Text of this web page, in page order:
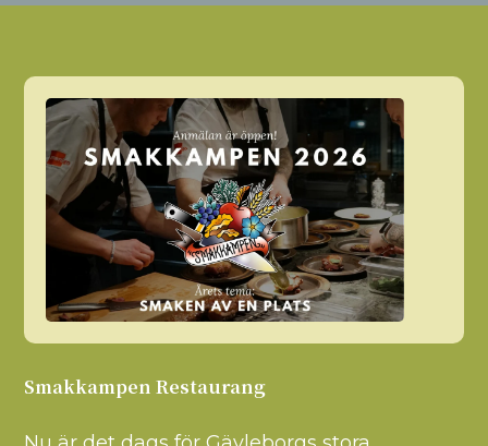
Smakkampen Restaurang